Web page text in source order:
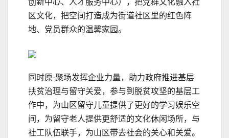
创新中心、人才服务中心），把党群文化融入社
区文化，把空间打造成为街道社区里的红色阵
地、党员群众的温馨家园。
同时原·聚场发挥企业力量，助力政府推进基层
扶贫治理与留守关爱，参与到脱贫攻坚的基层工
作中，为山区留守儿童提供了更好的学习娱乐空
间，为留守老人提供更舒适的文化休闲场所，与
社工队伍联手，为山区带去社会的关心和关爱。